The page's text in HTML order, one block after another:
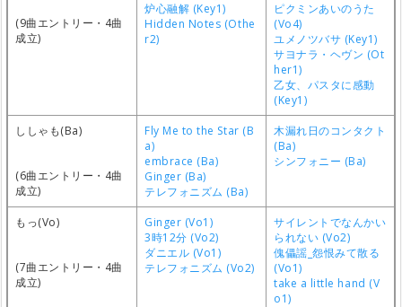
(9曲エントリー・4曲
成立)
炉心融解 (Key1)
Hidden Notes (Othe
r2)
ピクミンあいのうた
(Vo4)
ユメノツバサ (Key1)
サヨナラ・ヘヴン (Ot
her1)
乙女、パスタに感動
(Key1)
ししゃも(Ba)
(6曲エントリー・4曲
成立)
Fly Me to the Star (B
a)
embrace (Ba)
Ginger (Ba)
テレフォニズム (Ba)
木漏れ日のコンタクト
(Ba)
シンフォニー (Ba)
もっ(Vo)
(7曲エントリー・4曲
成立)
Ginger (Vo1)
3時12分 (Vo2)
ダニエル (Vo1)
テレフォニズム (Vo2)
サイレントでなんかい
られない (Vo2)
傀儡謡_怨恨みて散る
(Vo1)
take a little hand (V
o1)